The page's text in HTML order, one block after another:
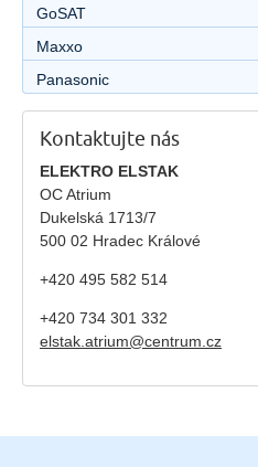
GoSAT
Maxxo
Panasonic
Kontaktujte nás
ELEKTRO ELSTAK
OC Atrium
Dukelská 1713/7
500 02 Hradec Králové
+420 495 582 514
+420 734 301 332
elstak.atrium@centrum.cz